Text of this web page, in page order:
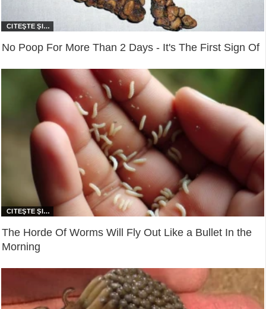
No Poop For More Than 2 Days - It's The First Sign Of
The Horde Of Worms Will Fly Out Like a Bullet In the
Morning